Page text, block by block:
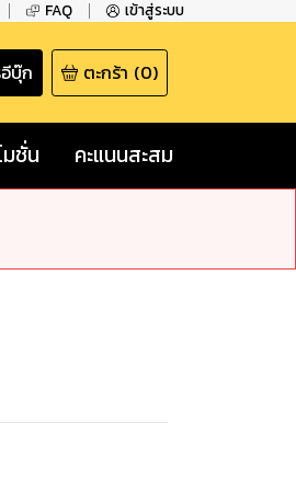
FAQ เข้าสู่ระบบ
บุ๊ก ตะกร้า (0)
มชั่น คะแนนสะสม